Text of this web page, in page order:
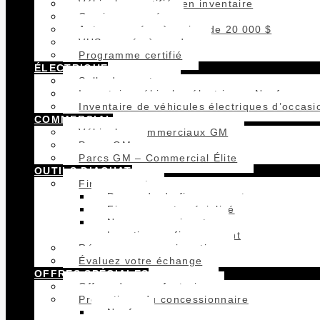
Véhicules certifiés en inventaire
Camions usagés
Autos usagées à moins de 20 000 $
VUS usagés à vendre
Programme certifié
ÉLECTRIQUE
Salle de montre
Inventaire véhicules électriques Neufs
Inventaire de véhicules électriques
COMMERCIAL
Véhicules commerciaux GM
Parcs GM
Parcs GM – Commercial Élite
OUTILS D’ACHAT
Financement
Demande de financement
Financement spécialisé
Nouveaux arrivants
Location ou financement
Réservez un essai routier
Évaluez votre échange
OFFRES SPÉCIALES
Offres du manufacturier
Promotions du concessionnaire
Neufs